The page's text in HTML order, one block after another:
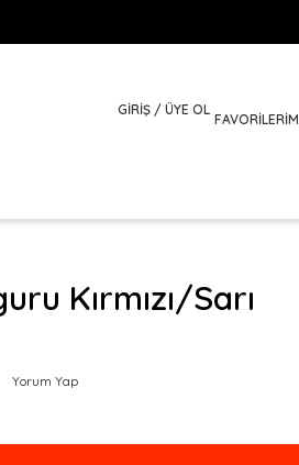
GİRİŞ / ÜYE OL
FAVORILERIM
Kırmızı/Sarı
Yorum Yap